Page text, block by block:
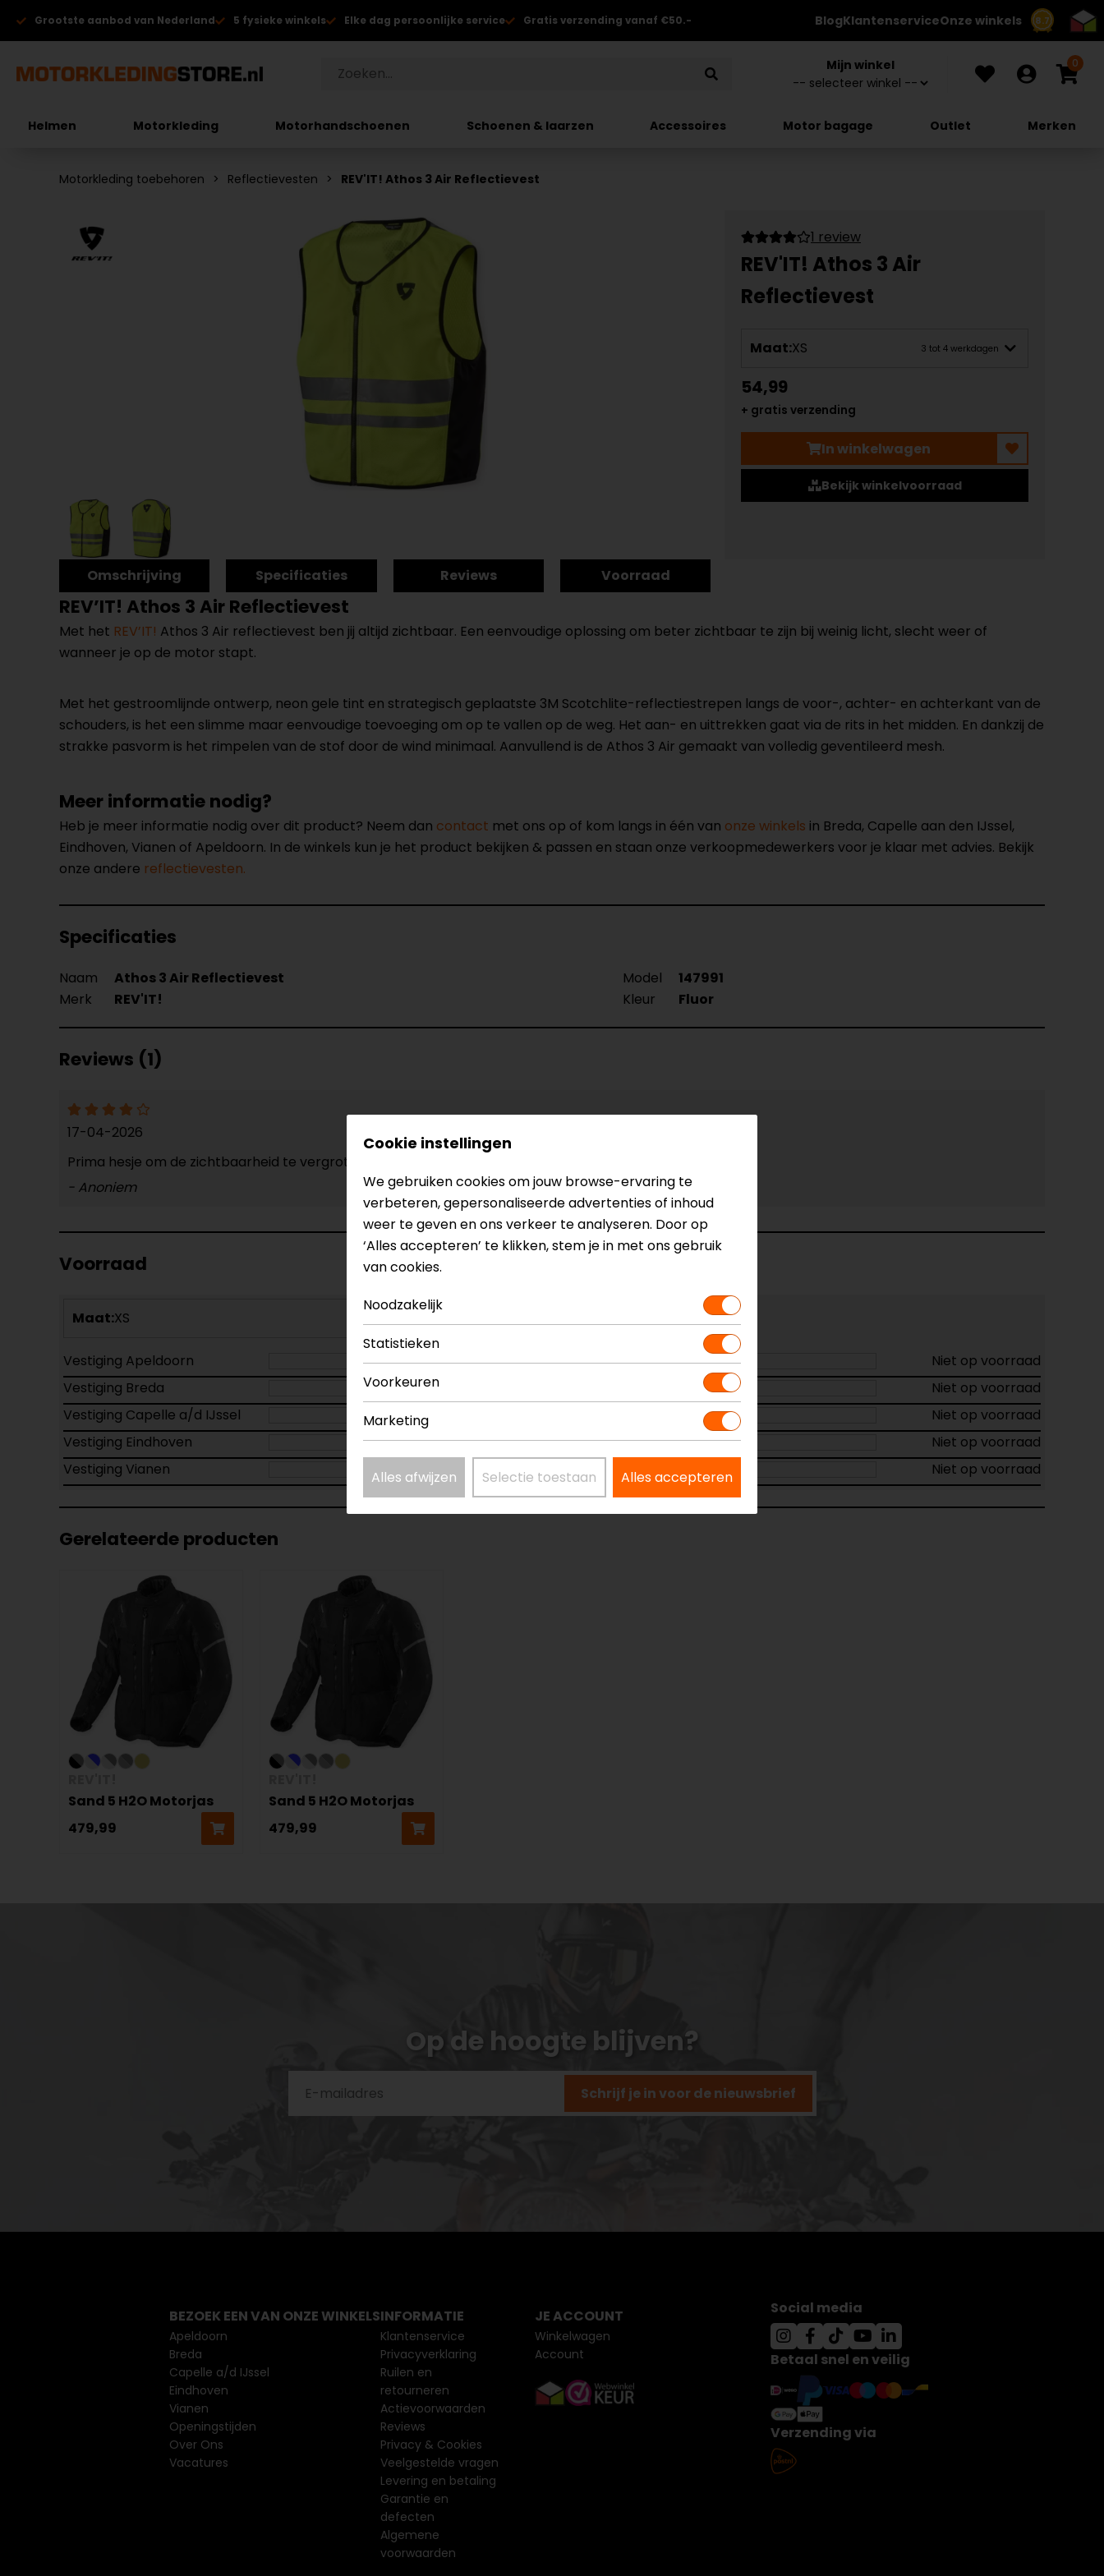
8.7
Grootste aanbod van Nederland 5 fysieke winkels Elke dag persoonlijke service Gratis verzending vanaf €50.- BlogKlantenserviceOnze winkels
Mijn winkel 0
Helmen Motorkleding Motorhandschoenen Schoenen & laarzen Accessoires Motor bagage Outlet Merken
Motorkleding toebehoren Reflectievesten REV'IT! Athos 3 Air Reflectievest
1 review
REV'IT! Athos 3 Air
Reflectievest
Maat:XS 3 tot 4 werkdagen
54,99
+ gratis verzending
In winkelwagen
Bekijk winkelvoorraad
Omschrijving Specificaties Reviews Voorraad
REV’IT! Athos 3 Air Reflectievest
Met het REV’IT! Athos 3 Air reflectievest ben jij altijd zichtbaar. Een eenvoudige oplossing om beter zichtbaar te zijn bij weinig licht, slecht weer of
wanneer je op de motor stapt.
Met het gestroomlijnde ontwerp, neon gele tint en strategisch geplaatste 3M Scotchlite-reflectiestrepen langs de voor-, achter- en achterkant van de
schouders, is het een slimme maar eenvoudige toevoeging om op te vallen op de weg. Het aan- en uittrekken gaat via de rits in het midden. En dankzij de
strakke pasvorm is het rimpelen van de stof door de wind minimaal. Aanvullend is de Athos 3 Air gemaakt van volledig geventileerd mesh.
Meer informatie nodig?
Heb je meer informatie nodig over dit product? Neem dan contact met ons op of kom langs in één van onze winkels in Breda, Capelle aan den IJssel,
Eindhoven, Vianen of Apeldoorn. In de winkels kun je het product bekijken & passen en staan onze verkoopmedewerkers voor je klaar met advies. Bekijk
onze andere reflectievesten.
Specificaties
Naam Athos 3 Air Reflectievest Model
147991
Merk
REV'IT! Kleur Fluor
Reviews (1)
17-04-2026
Prima hesje om de zichtbaarheid te vergroten op warmere dagen.
- Anoniem
Voorraad
Maat:XS
Vestiging Apeldoorn
Niet op voorraad
Vestiging Breda
Niet op voorraad
Vestiging Capelle a/d IJssel
Niet op voorraad
Vestiging Eindhoven
Niet op voorraad
Vestiging Vianen
Niet op voorraad
Gerelateerde producten
Sand 5 H2O Motorjas
479,99
Sand 5 H2O Motorjas
479,99
Op de hoogte blijven?
Schrijf je in voor de nieuwsbrief
Cookie instellingen
We gebruiken cookies om jouw browse-ervaring te
verbeteren, gepersonaliseerde advertenties of inhoud
weer te geven en ons verkeer te analyseren. Door op
‘Alles accepteren’ te klikken, stem je in met ons gebruik
van cookies.
Noodzakelijk
Statistieken
Voorkeuren
Marketing
Alles afwijzen Selectie toestaan Alles accepteren
BEZOEK EEN VAN ONZE WINKELS
Apeldoorn
Breda
Capelle a/d IJssel
Eindhoven
Vianen
Openingstijden
Over Ons
Vacatures
INFORMATIE
Klantenservice
Privacyverklaring
Ruilen en
retourneren
Actievoorwaarden
Reviews
Privacy & Cookies
Veelgestelde vragen
Levering en betaling
Garantie en
defecten
Algemene
voorwaarden
JE ACCOUNT
Winkelwagen
Account
Social media
Betaal snel en veilig
Verzending via